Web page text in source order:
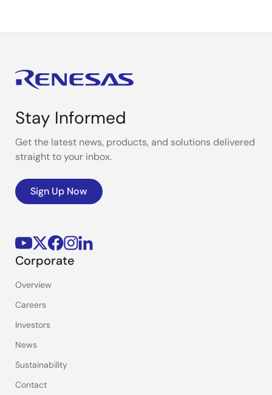
Stay Informed
Get the latest news, products, and solutions delivered
straight to your inbox.
Sign Up Now
Corporate
Overview
Careers
Investors
News
Sustainability
Contact